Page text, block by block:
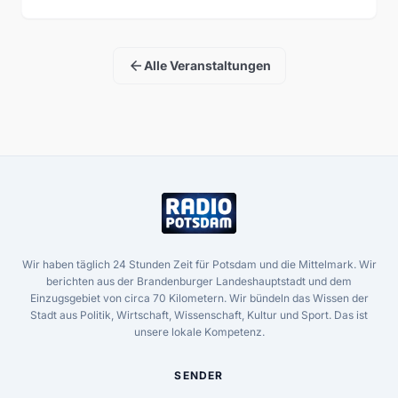
arrow_backAlle Veranstaltungen
Wir haben täglich 24 Stunden Zeit für Potsdam und die Mittelmark. Wir
berichten aus der Brandenburger Landeshauptstadt und dem
Einzugsgebiet von circa 70 Kilometern. Wir bündeln das Wissen der
Stadt aus Politik, Wirtschaft, Wissenschaft, Kultur und Sport. Das ist
unsere lokale Kompetenz.
SENDER